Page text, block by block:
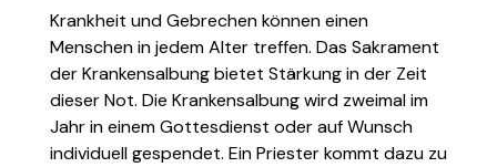
Krankheit und Gebrechen können einen
Menschen in jedem Alter treffen. Das Sakrament
der Krankensalbung bietet Stärkung in der Zeit
dieser Not. Die Krankensalbung wird zweimal im
Jahr in einem Gottesdienst oder auf Wunsch
individuell gespendet. Ein Priester kommt dazu zu